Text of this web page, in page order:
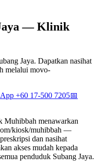
— Klinik
Jaya. Dapatkan nasihat
melalui movo-
+60 17-500 7205📅
Muhibbah menawarkan
kiosk/muhibbah —
dan nasihat
akses mudah kepada
penduduk Subang Jaya.